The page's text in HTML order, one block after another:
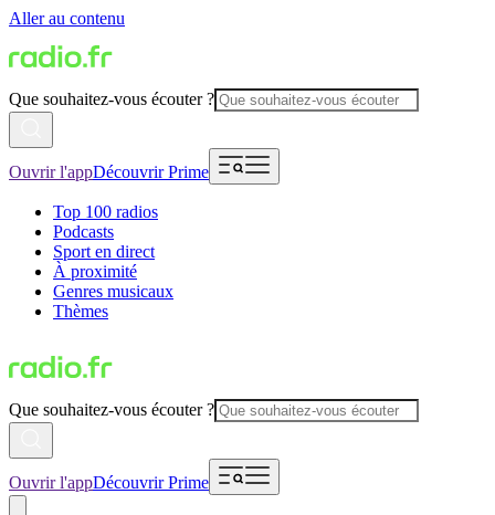
Aller au contenu
Que souhaitez-vous écouter ?
Ouvrir l'appDécouvrir Prime
Top 100 radios
Podcasts
Sport en direct
À proximité
Genres musicaux
Thèmes
Que souhaitez-vous écouter ?
Ouvrir l'appDécouvrir Prime